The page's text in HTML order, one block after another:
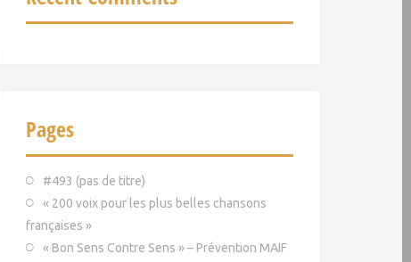
Pages
#493 (pas de titre)
« 200 voix pour les plus belles chansons
françaises »
« Bon Sens Contre Sens » – Prévention MAIF